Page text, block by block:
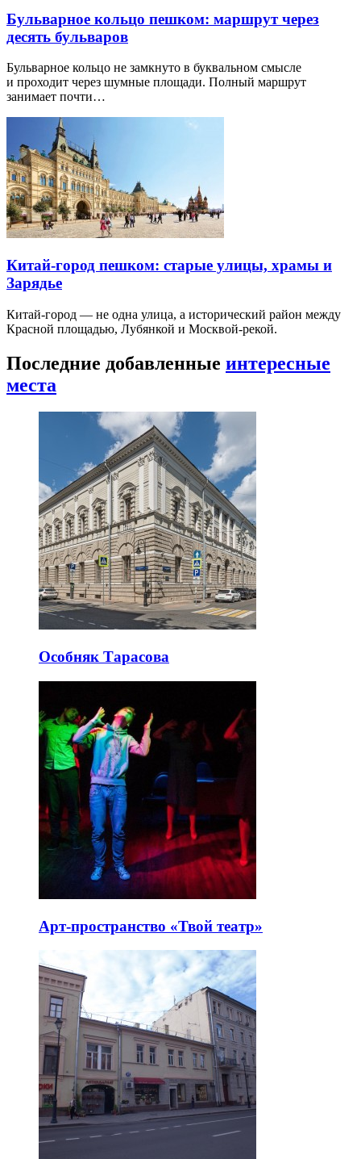
Бульварное кольцо пешком: маршрут через
десять бульваров
Бульварное кольцо не замкнуто в буквальном смысле
и проходит через шумные площади. Полный маршрут
занимает почти…
Китай-город пешком: старые улицы, храмы и
Зарядье
Китай-город — не одна улица, а исторический район между
Красной площадью, Лубянкой и Москвой-рекой.
Последние добавленные интересные
места
Особняк Тарасова
Арт-пространство «Твой театр»